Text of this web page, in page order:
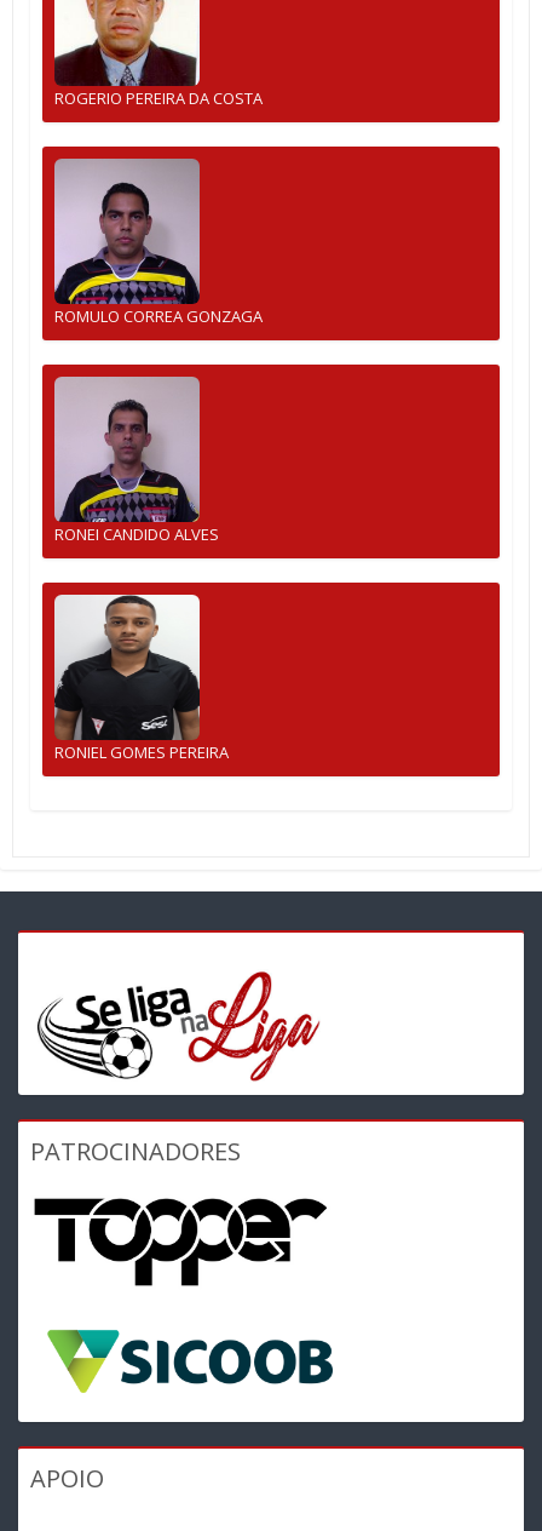
ROGERIO PEREIRA DA COSTA
ROMULO CORREA GONZAGA
RONEI CANDIDO ALVES
RONIEL GOMES PEREIRA
PATROCINADORES
APOIO